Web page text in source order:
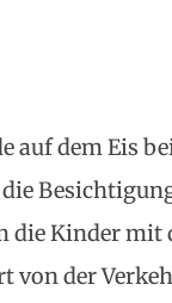
auf dem Eis
die Kinder mit
von der